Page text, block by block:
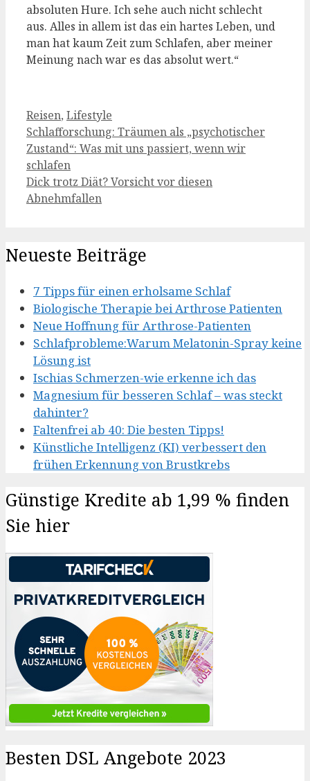
absoluten Hure. Ich sehe auch nicht schlecht
aus. Alles in allem ist das ein hartes Leben, und
man hat kaum Zeit zum Schlafen, aber meiner
Meinung nach war es das absolut wert.“
Kategorien
Reisen, Lifestyle
Schlafforschung: Träumen als „psychotischer
Zustand“: Was mit uns passiert, wenn wir
schlafen
Dick trotz Diät? Vorsicht vor diesen
Abnehmfallen
Neueste Beiträge
7 Tipps für einen erholsame Schlaf
Biologische Therapie bei Arthrose Patienten
Neue Hoffnung für Arthrose-Patienten
Schlafprobleme:Warum Melatonin-Spray keine
Lösung ist
Ischias Schmerzen-wie erkenne ich das
Magnesium für besseren Schlaf – was steckt
dahinter?
Faltenfrei ab 40: Die besten Tipps!
Künstliche Intelligenz (KI) verbessert den
frühen Erkennung von Brustkrebs
Günstige Kredite ab 1,99 % finden
Sie hier
Besten DSL Angebote 2023